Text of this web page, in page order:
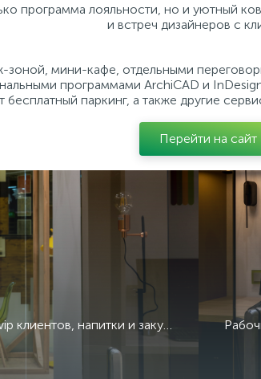
программа лояльности, но и уютный
и встреч дизайнеров с
зоной, мини-кафе, отдельными
программами ArchiCAD и
бесплатный паркинг, а также другие
Перейти на сайт
Переговорные комнаты, лаунж-зона, обслуживание vip клиентов, напитки и закуски